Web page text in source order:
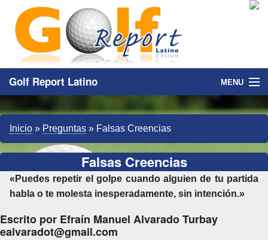
Golf Report Latino MENU
Directorio
Noticias
Inicio » Preguntas » Falsas Creencias
Falsas Creencias
«Puedes repetir el golpe cuando alguien de tu partida
habla o te molesta inesperadamente, sin intención.»
Escrito por Efraín Manuel Alvarado Turbay
ealvaradot@gmail.com